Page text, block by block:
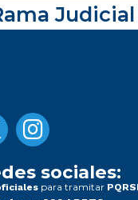
Judicial
sociales:
para tramitar